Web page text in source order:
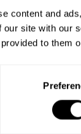
content and
our site with our
to them